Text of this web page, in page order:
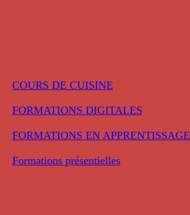
COURS DE CUISINE
FORMATIONS DIGITALES
FORMATIONS EN APPRENTISSAGE
Formations présentielles